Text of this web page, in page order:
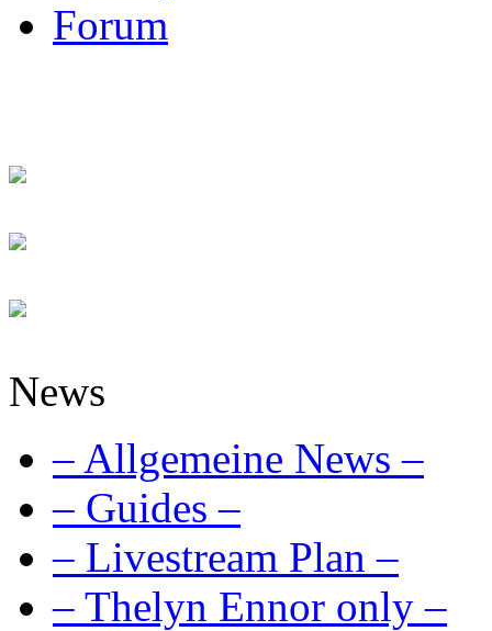
Forum
News
– Allgemeine News –
– Guides –
– Livestream Plan –
– Thelyn Ennor only –